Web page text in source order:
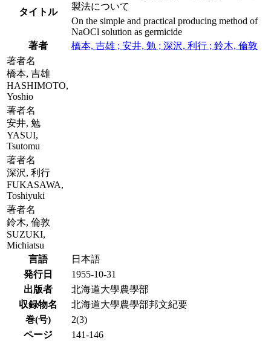
タイトル
製法について
On the simple and practical producing method of
NaOCl solution as germicide
著者
橋本, 吉雄 ; 安井, 勉 ; 深沢, 利行 ; 鈴木, 倫敦
著者名
橋本, 吉雄
HASHIMOTO,
Yoshio
著者名
安井, 勉
YASUI,
Tsutomu
著者名
深沢, 利行
FUKASAWA,
Toshiyuki
著者名
鈴木, 倫敦
SUZUKI,
Michiatsu
言語
日本語
発行日
1955-10-31
出版者
北海道大學農學部
収録物名
北海道大學農學部邦文紀要
巻(号)
2(3)
ページ
141-146